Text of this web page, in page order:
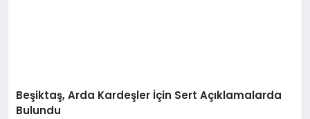
Beşiktaş, Arda Kardeşler İçin Sert Açıklamalarda
Bulundu